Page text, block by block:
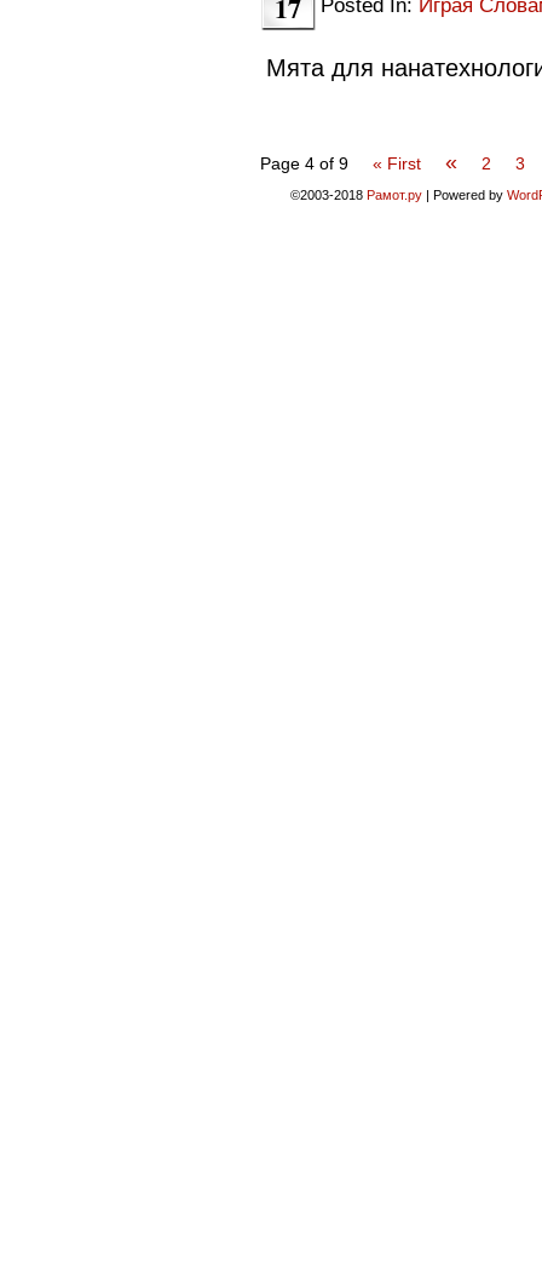
Posted In: Играя
Мята для
Page 4 of 9 « First « 2 3
©2003-2018 Рамот.ру | Powered by